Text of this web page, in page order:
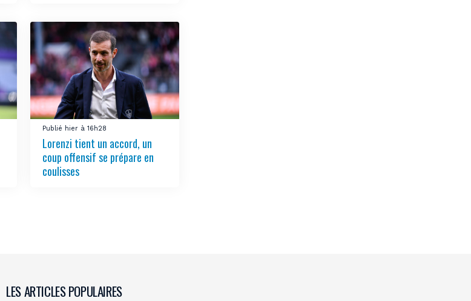
Publié hier à 16h28
Lorenzi tient un accord, un
coup offensif se prépare en
coulisses
LES ARTICLES POPULAIRES